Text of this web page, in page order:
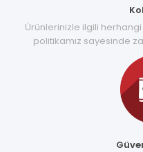
Ürünlerinizle ilgili
politikamız sayesinde